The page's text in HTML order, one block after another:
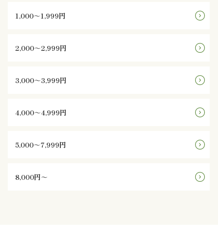
様
ュ
利
1,000～1,999円
2,000～2,999円
3,000～3,999円
4,000～4,999円
5,000～7,999円
8,000円～